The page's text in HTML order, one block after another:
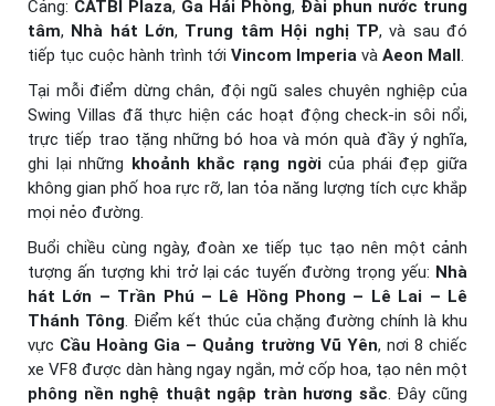
Cảng: CATBI Plaza, Ga Hải Phòng, Đài phun nước trung
tâm, Nhà hát Lớn, Trung tâm Hội nghị TP, và sau đó
tiếp tục cuộc hành trình tới Vincom Imperia và Aeon Mall.
Tại mỗi điểm dừng chân, đội ngũ sales chuyên nghiệp của
Swing Villas đã thực hiện các hoạt động check-in sôi nổi,
trực tiếp trao tặng những bó hoa và món quà đầy ý nghĩa,
ghi lại những khoảnh khắc rạng ngờicủa phái đẹp giữa
không gian phố hoa rực rỡ, lan tỏa năng lượng tích cực khắp
mọi nẻo đường.
Buổi chiều cùng ngày, đoàn xe tiếp tục tạo nên một cảnh
tượng ấn tượng khi trở lại các tuyến đường trọng yếu: Nhà
hát Lớn – Trần Phú – Lê Hồng Phong – Lê Lai – Lê
Thánh Tông. Điểm kết thúc của chặng đường chính là khu
vực Cầu Hoàng Gia – Quảng trường Vũ Yên, nơi 8 chiếc
xe VF8 được dàn hàng ngay ngắn, mở cốp hoa, tạo nên một
phông nền nghệ thuật ngập tràn hương sắc. Đây cũng